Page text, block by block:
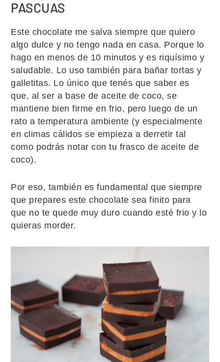
PASCUAS
Este chocolate me salva siempre que quiero
algo dulce y no tengo nada en casa. Porque lo
hago en menos de 10 minutos y es riquísimo y
saludable. Lo uso también para bañar tortas y
galletitas. Lo único que tenés que saber es
que, al ser a base de aceite de coco, se
mantiene bien firme en frio, pero luego de un
rato a temperatura ambiente (y especialmente
en climas cálidos se empieza a derretir tal
como podrás notar con tu frasco de aceite de
coco).
Por eso, también es fundamental que siempre
que prepares este chocolate sea finito para
que no te quede muy duro cuando esté frio y lo
quieras morder.